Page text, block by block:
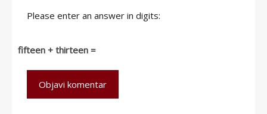
Please enter an answer in digits:
fifteen + thirteen =